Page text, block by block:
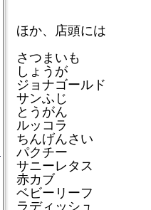
ほか、店頭には
さつまいも
しょうが
ジョナゴールド
サンふじ
とうがん
ルッコラ
ちんげんさい
パクチー
サニーレタス
赤カブ
ベビーリーフ
ラディッシュ